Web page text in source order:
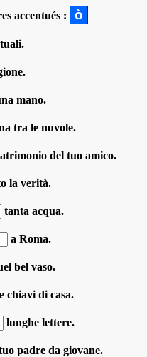
accentués :
mano.
tra le nuvole.
del tuo amico.
la verità.
tanta acqua.
a Roma.
bel vaso.
chiavi di casa.
lunghe lettere.
padre da giovane.